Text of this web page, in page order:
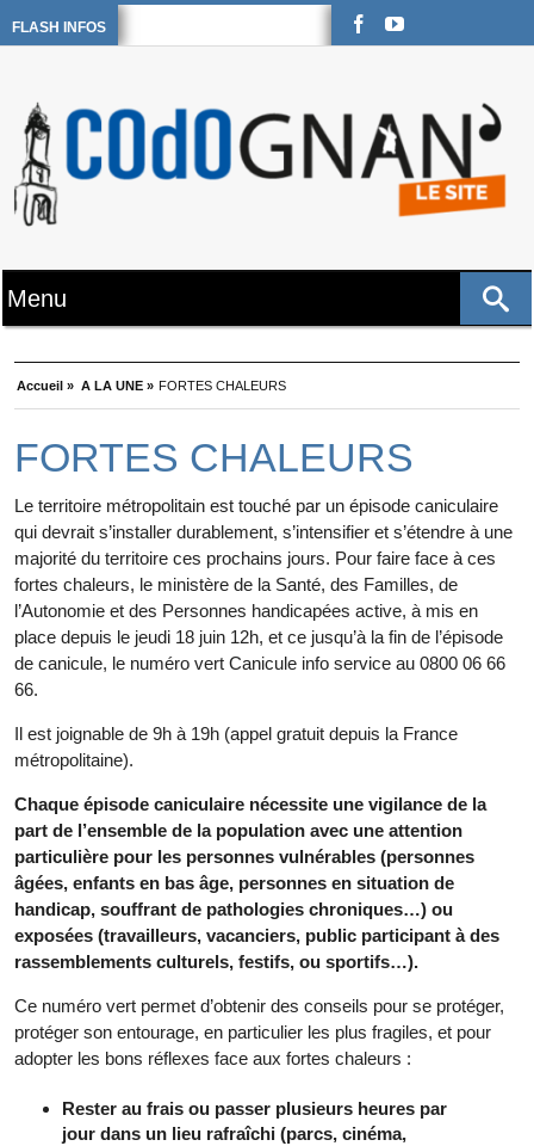
FLASH INFOS
Accueil » A LA UNE » FORTES CHALEURS
FORTES CHALEURS
Le territoire métropolitain est touché par un épisode caniculaire
qui devrait s’installer durablement, s’intensifier et s’étendre à une
majorité du territoire ces prochains jours. Pour faire face à ces
fortes chaleurs, le ministère de la Santé, des Familles, de
l’Autonomie et des Personnes handicapées active, à mis en
place depuis le jeudi 18 juin 12h, et ce jusqu’à la fin de l’épisode
de canicule, le numéro vert Canicule info service au 0800 06 66
66.
Il est joignable de 9h à 19h (appel gratuit depuis la France
métropolitaine).
Chaque épisode caniculaire nécessite une vigilance de la
part de l’ensemble de la population avec une attention
particulière pour les personnes vulnérables (personnes
âgées, enfants en bas âge, personnes en situation de
handicap, souffrant de pathologies chroniques…) ou
exposées (travailleurs, vacanciers, public participant à des
rassemblements culturels, festifs, ou sportifs…).
Ce numéro vert permet d’obtenir des conseils pour se protéger,
protéger son entourage, en particulier les plus fragiles, et pour
adopter les bons réflexes face aux fortes chaleurs :
Rester au frais ou passer plusieurs heures par
jour dans un lieu rafraîchi (parcs, cinéma,